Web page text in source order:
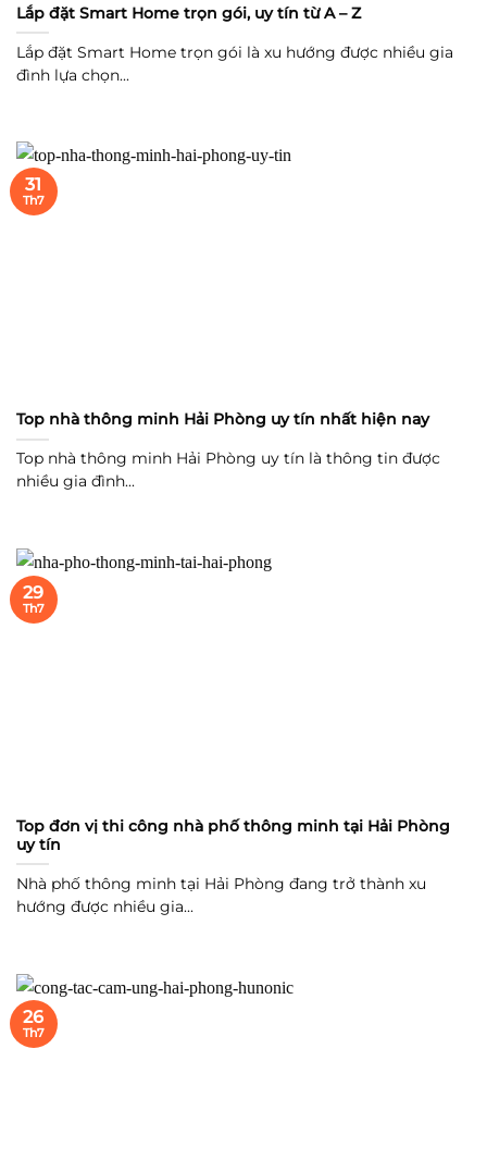
Lắp đặt Smart Home trọn gói, uy tín từ A – Z
Lắp đặt Smart Home trọn gói là xu hướng được nhiều gia
đình lựa chọn...
Top nhà thông minh Hải Phòng uy tín nhất hiện nay
Top nhà thông minh Hải Phòng uy tín là thông tin được
nhiều gia đình...
31
Th7
Top đơn vị thi công nhà phố thông minh tại Hải Phòng
uy tín
Nhà phố thông minh tại Hải Phòng đang trở thành xu
hướng được nhiều gia...
29
Th7
26
Th7